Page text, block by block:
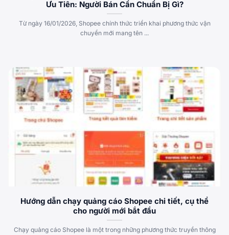
Ưu Tiên: Người Bán Cần Chuẩn Bị Gì?
Từ ngày 16/01/2026, Shopee chính thức triển khai phương thức vận
chuyển mới mang tên ...
Hướng dẫn chạy quảng cáo Shopee chi tiết, cụ thể
cho người mới bắt đầu
Chạy quảng cáo Shopee là một trong những phương thức truyền thông